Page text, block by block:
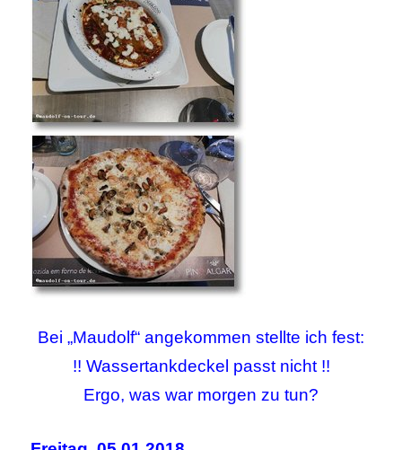
Bei „Maudolf“ angekommen stellte ich fest:
!! Wassertankdeckel passt nicht !!
Ergo, was war morgen zu tun?